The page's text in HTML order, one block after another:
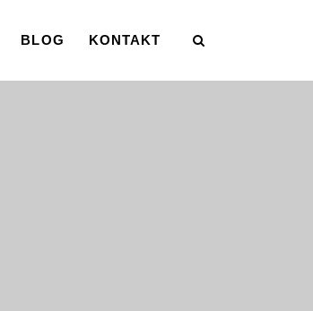
BLOG KONTAKT